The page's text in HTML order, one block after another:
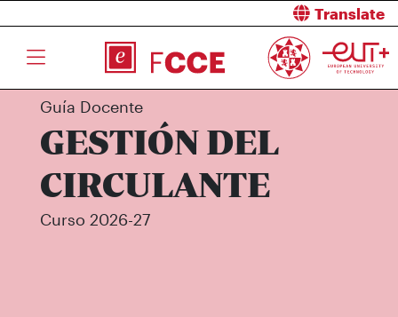
Translate
Guía Docente
GESTIÓN DEL
CIRCULANTE
Curso 2026-27